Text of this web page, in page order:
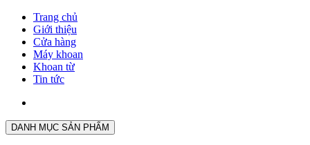
Trang chủ
Giới thiệu
Cửa hàng
Máy khoan
Khoan từ
Tin tức
DANH MỤC SẢN PHẨM